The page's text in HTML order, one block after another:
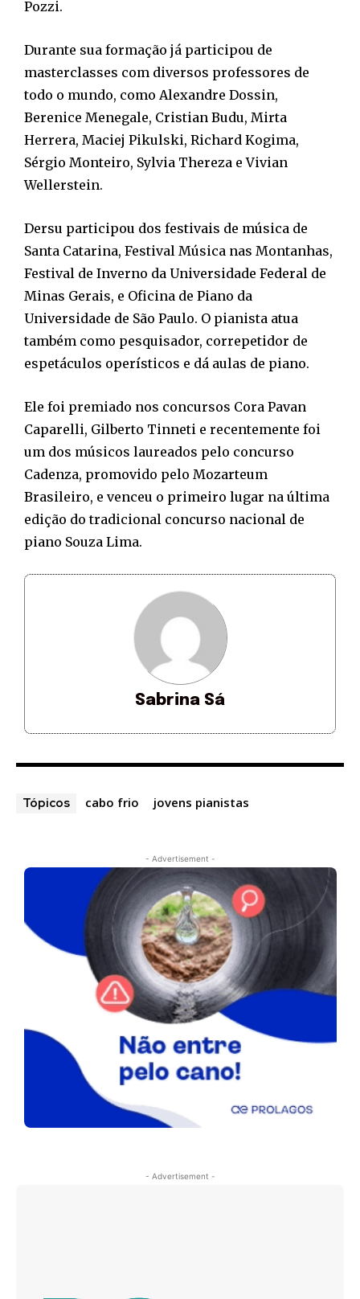
Pozzi.
Durante sua formação já participou de
masterclasses com diversos professores de
todo o mundo, como Alexandre Dossin,
Berenice Menegale, Cristian Budu, Mirta
Herrera, Maciej Pikulski, Richard Kogima,
Sérgio Monteiro, Sylvia Thereza e Vivian
Wellerstein.
Dersu participou dos festivais de música de
Santa Catarina, Festival Música nas Montanhas,
Festival de Inverno da Universidade Federal de
Minas Gerais, e Oficina de Piano da
Universidade de São Paulo. O pianista atua
também como pesquisador, correpetidor de
espetáculos operísticos e dá aulas de piano.
Ele foi premiado nos concursos Cora Pavan
Caparelli, Gilberto Tinneti e recentemente foi
um dos músicos laureados pelo concurso
Cadenza, promovido pelo Mozarteum
Brasileiro, e venceu o primeiro lugar na última
edição do tradicional concurso nacional de
piano Souza Lima.
Sabrina Sá
Tópicos cabo frio jovens pianistas
- Advertisement -
- Advertisement -